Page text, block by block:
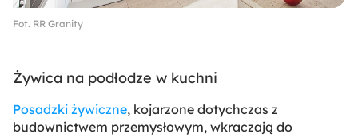
Fot. RR Granity
Żywica na podłodze w kuchni
Posadzki żywiczne, kojarzone dotychczas z
budownictwem przemysłowym, wkraczają do